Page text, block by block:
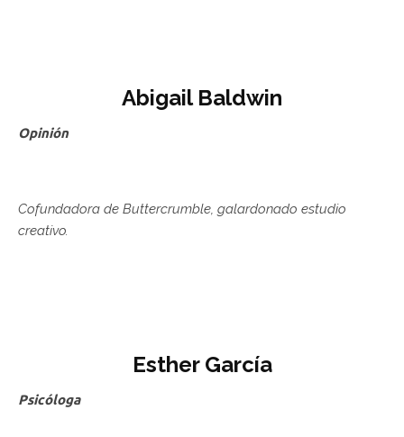
Abigail Baldwin
Opinión
Cofundadora de Buttercrumble, galardonado estudio
creativo.
Esther García
Psicóloga